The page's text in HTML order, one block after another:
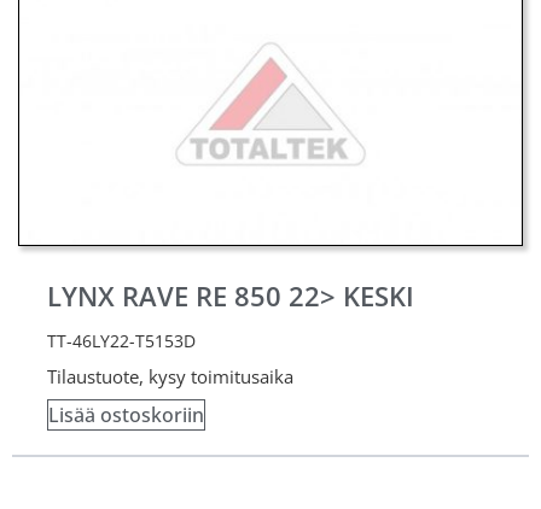
LYNX RAVE RE 850 22> KESKI
TT-46LY22-T5153D
Tilaustuote, kysy toimitusaika
Lisää ostoskoriin